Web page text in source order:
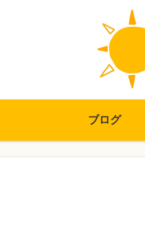
ブログ